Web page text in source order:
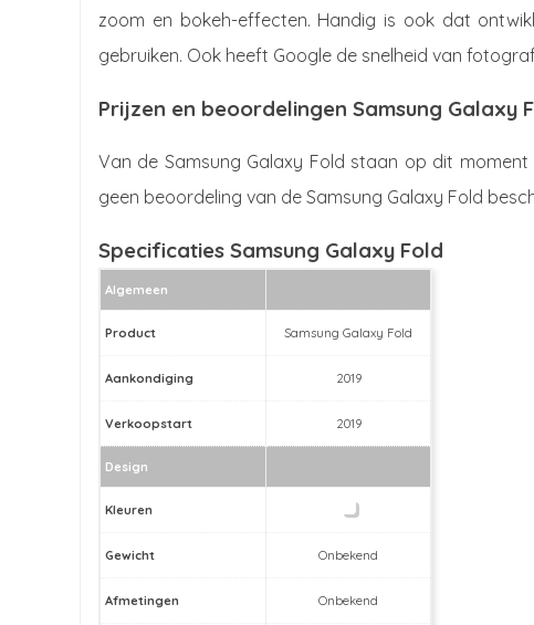
zoom en bokeh-effecten. Handig is ook dat
gebruiken. Ook heeft Google de snelheid van
Prijzen en beoordelingen Samsung Galaxy
Van de Samsung Galaxy Fold staan op dit
geen beoordeling van de Samsung Galaxy Fold
Specificaties Samsung Galaxy Fold
Algemeen
Product Samsung Galaxy Fold
Aankondiging 2019
Verkoopstart 2019
Design
Kleuren
Gewicht Onbekend
Afmetingen Onbekend